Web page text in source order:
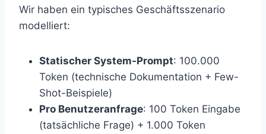
Wir haben ein typisches Geschäftsszenario
modelliert:
Statischer System-Prompt: 100.000
Token (technische Dokumentation + Few-
Shot-Beispiele)
Pro Benutzeranfrage: 100 Token Eingabe
(tatsächliche Frage) + 1.000 Token